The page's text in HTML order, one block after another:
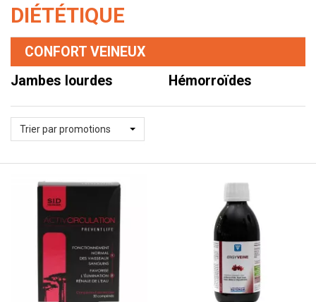
DIÉTÉTIQUE
CONFORT VEINEUX
jambes lourdes
hémorroïdes
Trier par promotions